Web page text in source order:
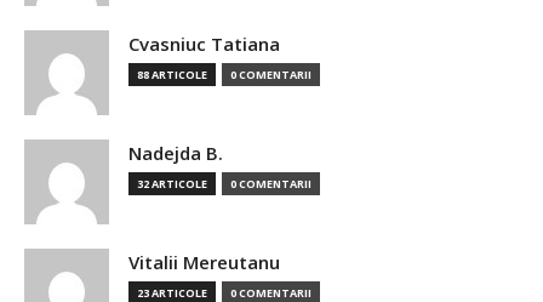
Cvasniuc Tatiana
88 ARTICOLE 0 COMENTARII
Nadejda B.
32 ARTICOLE 0 COMENTARII
Vitalii Mereutanu
23 ARTICOLE 0 COMENTARII